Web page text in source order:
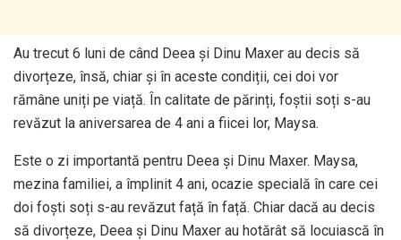
Au trecut 6 luni de când Deea și Dinu Maxer au decis să
divorțeze, însă, chiar și în aceste condiții, cei doi vor
rămâne uniți pe viață. În calitate de părinți, foștii soți s-au
revăzut la aniversarea de 4 ani a fiicei lor, Maysa.
Este o zi importantă pentru Deea și Dinu Maxer. Maysa,
mezina familiei, a împlinit 4 ani, ocazie specială în care cei
doi foști soți s-au revăzut față în față. Chiar dacă au decis
să divorțeze, Deea și Dinu Maxer au hotărât să locuiască în